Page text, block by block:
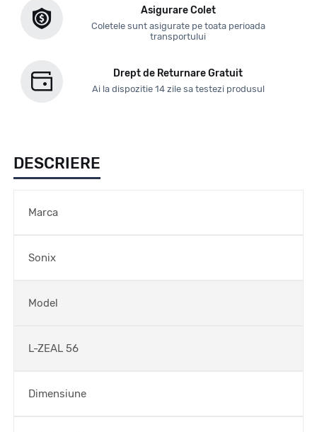
Asigurare Colet
Coletele sunt asigurate pe toata perioada
transportului
Drept de Returnare Gratuit
Ai la dispozitie 14 zile sa testezi produsul
DESCRIERE
Marca
Sonix
Model
L-ZEAL 56
Dimensiune